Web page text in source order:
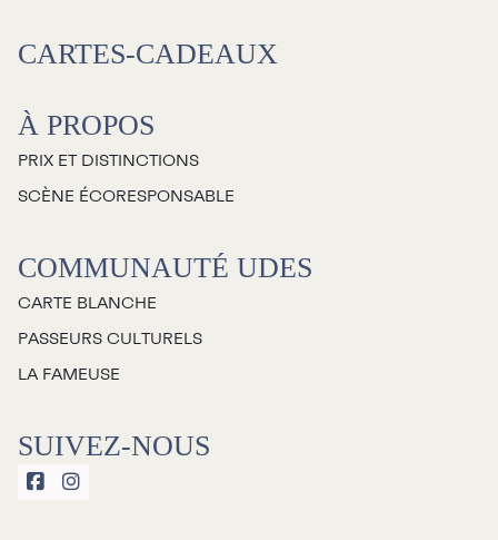
Galerie d’art Antoine-
Sirois
CARTES-CADEAUX
À PROPOS
PRIX ET DISTINCTIONS
SCÈNE ÉCORESPONSABLE
COMMUNAUTÉ UDES
CARTE BLANCHE
PASSEURS CULTURELS
LA FAMEUSE
SUIVEZ-NOUS
 